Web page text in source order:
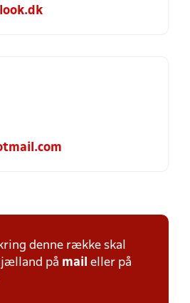
denne række skal
på mail eller på